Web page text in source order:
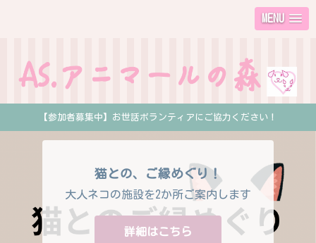
MENU
【参加者募集中】お世話ボランティアにご協力ください！
猫との、ご縁めぐり！
大人ネコの施設を2か所ご案内します
詳細はこちら